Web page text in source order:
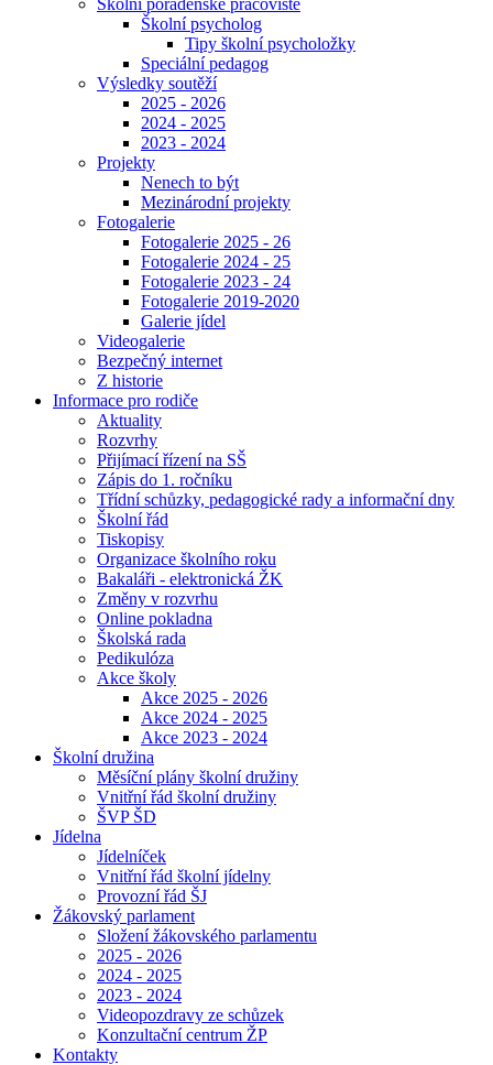
Školní poradenské pracoviště
Školní psycholog
Tipy školní psycholožky
Speciální pedagog
Výsledky soutěží
2025 - 2026
2024 - 2025
2023 - 2024
Projekty
Nenech to být
Mezinárodní projekty
Fotogalerie
Fotogalerie 2025 - 26
Fotogalerie 2024 - 25
Fotogalerie 2023 - 24
Fotogalerie 2019-2020
Galerie jídel
Videogalerie
Bezpečný internet
Z historie
Informace pro rodiče
Aktuality
Rozvrhy
Přijímací řízení na SŠ
Zápis do 1. ročníku
Třídní schůzky, pedagogické rady a informační dny
Školní řád
Tiskopisy
Organizace školního roku
Bakaláři - elektronická ŽK
Změny v rozvrhu
Online pokladna
Školská rada
Pedikulóza
Akce školy
Akce 2025 - 2026
Akce 2024 - 2025
Akce 2023 - 2024
Školní družina
Měsíční plány školní družiny
Vnitřní řád školní družiny
ŠVP ŠD
Jídelna
Jídelníček
Vnitřní řád školní jídelny
Provozní řád ŠJ
Žákovský parlament
Složení žákovského parlamentu
2025 - 2026
2024 - 2025
2023 - 2024
Videopozdravy ze schůzek
Konzultační centrum ŽP
Kontakty